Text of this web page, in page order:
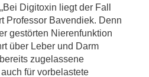
Digitoxin liegt der Fall
Professor Bavendiek. Denn
gestörten Nierenfunktion
über Leber und Darm
zugelassene
für vorbelastete